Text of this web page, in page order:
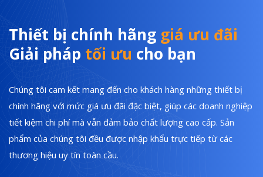
Thiết bị chính hãng giá ưu đãi
Giải pháp tối ưu cho bạn
Chúng tôi cam kết mang đến cho khách hàng những thiết bị
chính hãng với mức giá ưu đãi đặc biệt, giúp các doanh nghiệp
tiết kiệm chi phí mà vẫn đảm bảo chất lượng cao cấp. Sản
phẩm của chúng tôi đều được nhập khẩu trực tiếp từ các
thương hiệu uy tín toàn cầu.